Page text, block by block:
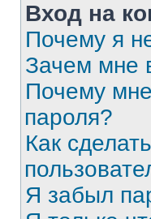
Вход на
Почему я
Зачем мне
Почему
пароля?
Как
Я забыл